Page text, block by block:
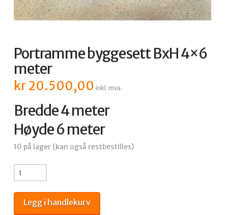
Portramme byggesett BxH 4×6
meter
kr20.500,00 inkl. mva.
Bredde 4 meter
Høyde 6 meter
10 på lager (kan også restbestilles)
Portramme
byggesett
BxH
4×6
Legg i handlekurv